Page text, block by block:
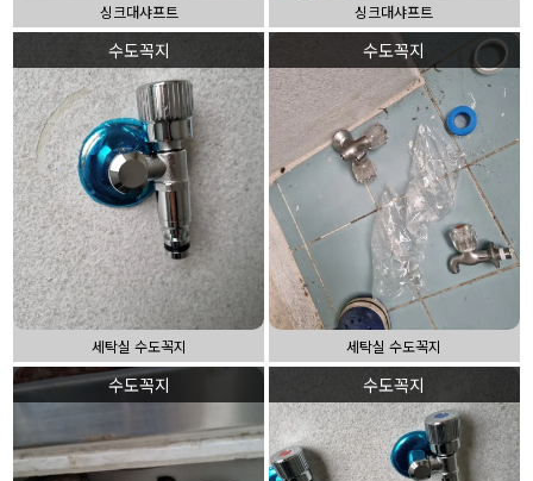
싱크대샤프트 싱크대샤프트
수도꼭지
세탁실 수도꼭지
수도꼭지
세탁실 수도꼭지
수도꼭지 수도꼭지